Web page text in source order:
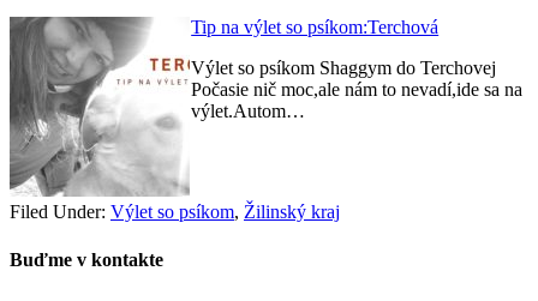
Tip na výlet so psíkom:Terchová
Výlet so psíkom Shaggym do Terchovej
Počasie nič moc,ale nám to nevadí,ide sa na
výlet.Autom…
Filed Under: Výlet so psíkom, Žilinský kraj
Buďme v kontakte